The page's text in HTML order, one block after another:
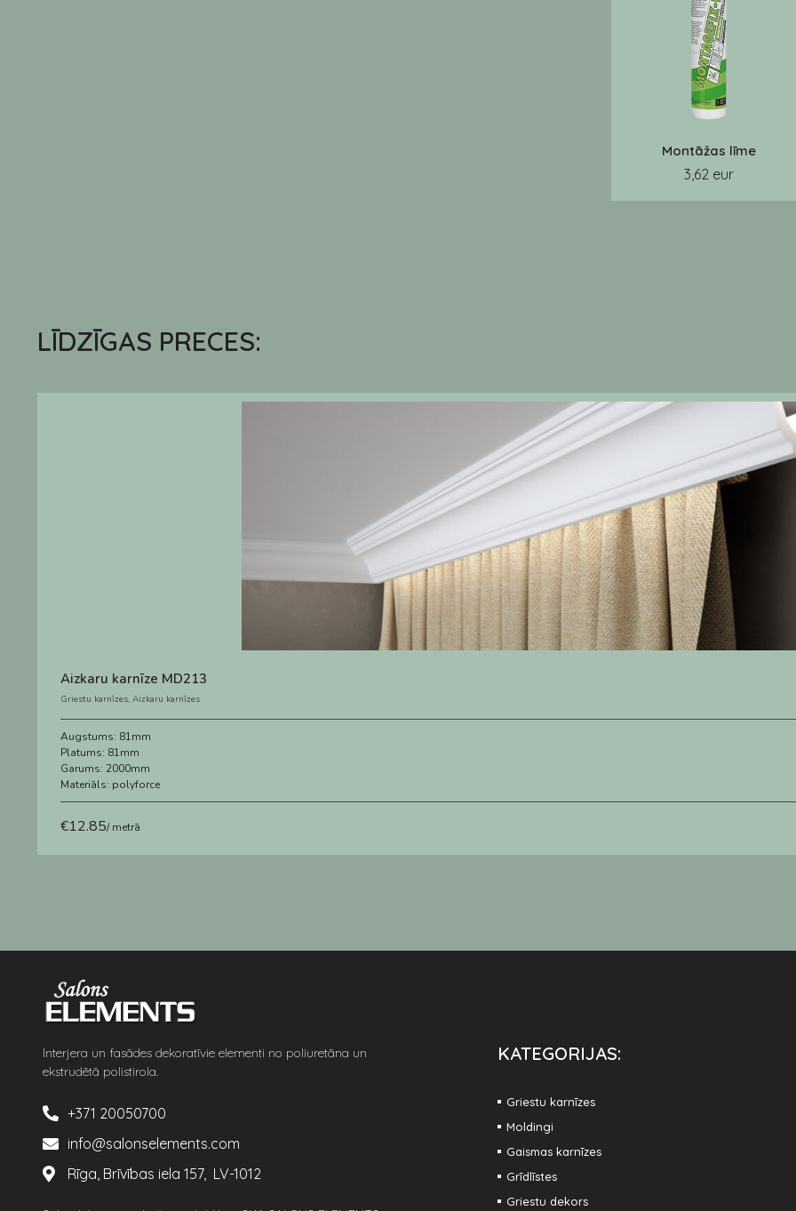
Montāžas līme
3,62 eur
LĪDZĪGAS PRECES:
Aizkaru karnīze MD213
Griestu karnīzes, Aizkaru karnīzes
Augstums: 81mm
Platums: 81mm
Garums: 2000mm
Materiāls: polyforce
€12.85/ metrā
Interjera un fasādes dekoratīvie elementi no poliuretāna un
ekstrudētā polistirola.
+371 20050700
info@salonselements.com
Rīga, Brīvības iela 157, LV-1012
KATEGORIJAS:
Griestu karnīzes
Moldingi
Gaismas karnīzes
Grīdlīstes
Griestu dekors